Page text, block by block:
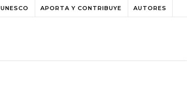
UNESCO APORTA Y CONTRIBUYE AUTORES